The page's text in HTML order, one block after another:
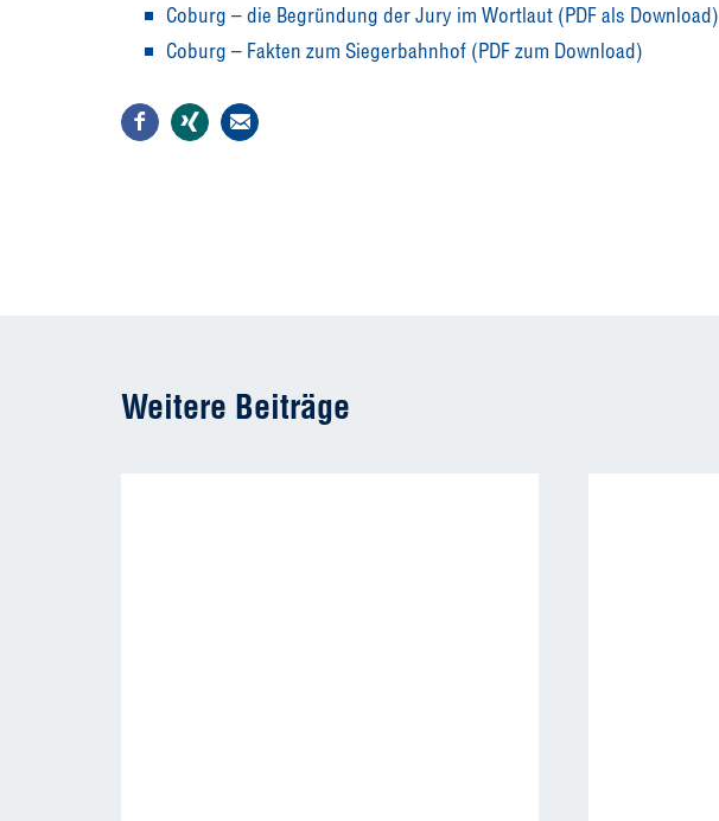
Coburg – die Begründung der Jury im Wortlaut (PDF als Download)
Coburg – Fakten zum Siegerbahnhof (PDF zum Download)
Weitere Beiträge